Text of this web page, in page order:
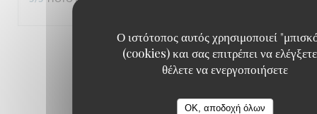
Ο ιστότοπος αυτός χρησιμοποιεί
(cookies) και σας επιτρέπει να ελέγξετε
θέλετε να ενεργοποιήσετε
OK, αποδοχή όλων
1 2 3